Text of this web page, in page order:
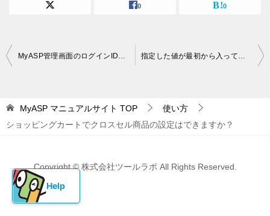
0 0
投
ビ
ゲ
シ
ョ
ン
MyASP管理画面のログインIDを変更するには？ 指定した値が最初から入っている登録フォームを案内する方法
MyASP マニュアルサイト TOP
使い方
ショッピングカートでクロスセル商品の設定はできますか？
Copyright © 株式会社ツールラボ All Rights Reserved.